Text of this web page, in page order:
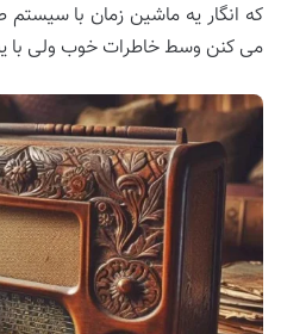
که انگار یه ماشین زمان با
می کنن وسط خاطرات خوب ولی با